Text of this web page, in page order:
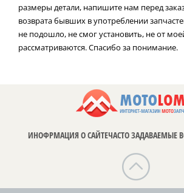
размеры детали, напишите нам перед
возврата бывших в употреблении
не подошло, не смог установить, не от
рассматриваются. Спасибо за понимание.
ИНОФРМАЦИЯ О САЙТЕЧАСТО ЗАДАВАЕМЫЕ